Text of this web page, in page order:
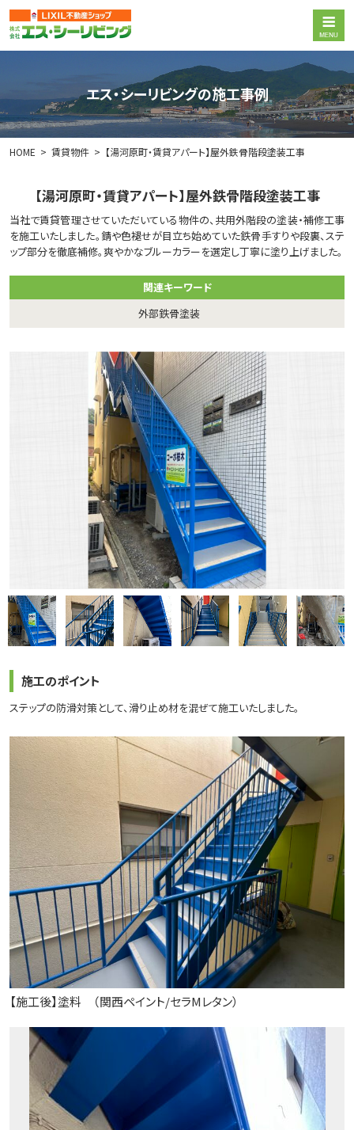
エス・シーリビングの施工事例
HOME 賃貸物件 【湯河原町・賃貸アパート】屋外鉄骨階段塗装工事
【湯河原町・賃貸アパート】屋外鉄骨階段塗装工事
当社で賃貸管理させていただいている物件の、共用外階段の塗装・補修工事
を施工いたしました。錆や色褪せが目立ち始めていた鉄骨手すりや段裏、ステ
ップ部分を徹底補修。爽やかなブルーカラーを選定し丁寧に塗り上げました。
関連キーワード
外部鉄骨塗装
施工のポイント
ステップの防滑対策として、滑り止め材を混ぜて施工いたしました。
【施工後】塗料 （関西ペイント/セラMレタン）